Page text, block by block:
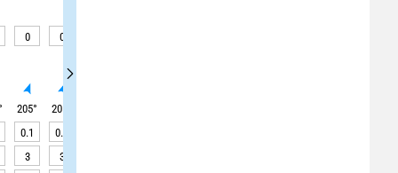
0 0
205° 205
0.1 0.1
3 3